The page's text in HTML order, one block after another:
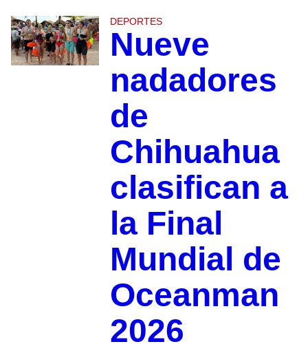
DEPORTES
Nueve
nadadores
de
Chihuahua
clasifican a
la Final
Mundial de
Oceanman
2026